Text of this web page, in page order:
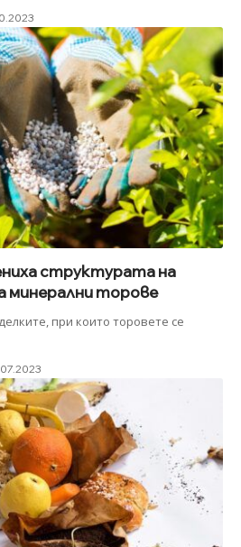
структурата на
минерални торове
при които торовете се